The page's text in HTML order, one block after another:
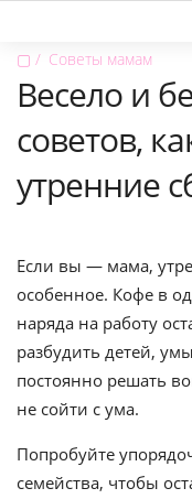
▢ Советы мамам
Весело и
советов,
утренние
Если вы — мама,
особенное. Кофе в
наряда на работу
разбудить детей,
постоянно решать
не сойти с ума.
Попробуйте
семейства, чтобы